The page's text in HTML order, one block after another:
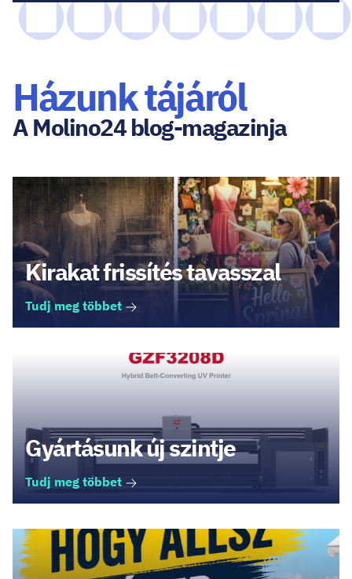
Házunk tájáról
A Molino24 blog-magazinja
Kirakat frissítés tavasszal
Tudj meg többet
Gyártásunk új szintje
Tudj meg többet